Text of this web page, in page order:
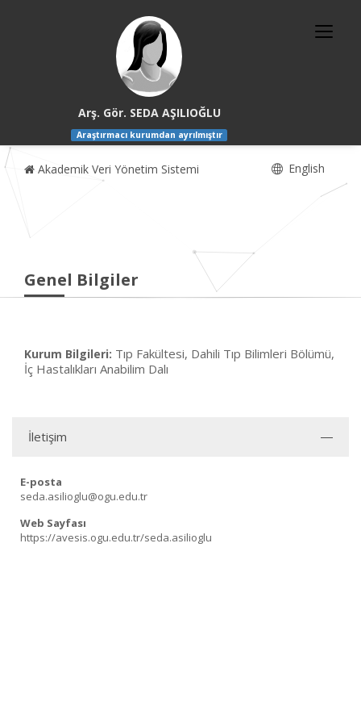
Arş. Gör. SEDA AŞILIOĞLU
Araştırmacı kurumdan ayrılmıştır
Akademik Veri Yönetim Sistemi English
Genel Bilgiler
Kurum Bilgileri: Tıp Fakültesi, Dahili Tıp Bilimleri Bölümü,
İç Hastalıkları Anabilim Dalı
İletişim
E-posta
seda.asilioglu@ogu.edu.tr
Web Sayfası
https://avesis.ogu.edu.tr/seda.asilioglu